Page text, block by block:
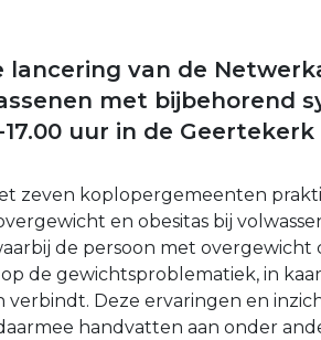
lancering van de
met bijbehorend
17.00 uur in de
zeven koplopergemeenten
en obesitas bij
de persoon met overgewicht
de gewichtsproblematiek, in
Deze ervaringen en
handvatten aan onder